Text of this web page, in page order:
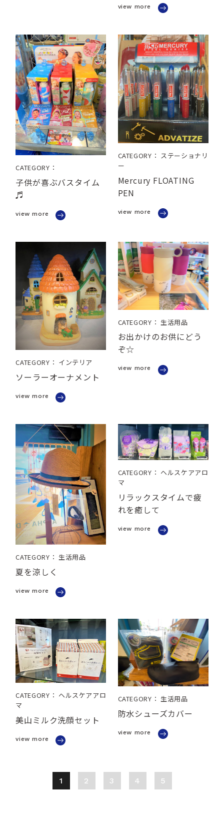
view more
CATEGORY：
子供が喜ぶバスタイム
♬
view more
CATEGORY： ステーショナリ
ー
Mercury FLOATING
PEN
view more
CATEGORY： インテリア
ソーラーオーナメント
view more
CATEGORY： 生活用品
お出かけのお供にどう
ぞ☆
view more
CATEGORY： 生活用品
夏を涼しく
view more
CATEGORY： ヘルスケアアロ
マ
リラックスタイムで疲
れを癒して
view more
CATEGORY： ヘルスケアアロ
マ
美山ミルク洗顔セット
view more
CATEGORY： 生活用品
防水シューズカバー
view more
1 2 3 4 5